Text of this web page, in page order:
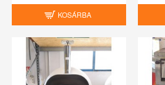
KOSÁRBA